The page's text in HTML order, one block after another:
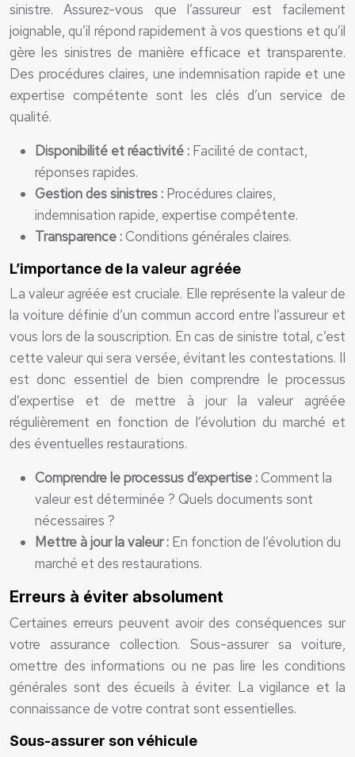
sinistre. Assurez-vous que l’assureur est facilement
joignable, qu’il répond rapidement à vos questions et qu’il
gère les sinistres de manière efficace et transparente.
Des procédures claires, une indemnisation rapide et une
expertise compétente sont les clés d’un service de
qualité.
Disponibilité et réactivité : Facilité de contact,
réponses rapides.
Gestion des sinistres : Procédures claires,
indemnisation rapide, expertise compétente.
Transparence :Conditions générales claires.
L’importance de la valeur agréée
La valeur agréée est cruciale. Elle représente la valeur de
la voiture définie d’un commun accord entre l’assureur et
vous lors de la souscription. En cas de sinistre total, c’est
cette valeur qui sera versée, évitant les contestations. Il
est donc essentiel de bien comprendre le processus
d’expertise et de mettre à jour la valeur agréée
régulièrement en fonction de l’évolution du marché et
des éventuelles restaurations.
Comprendre le processus d’expertise :Comment la
valeur est déterminée ? Quels documents sont
nécessaires ?
Mettre à jour la valeur : En fonction de l’évolution du
marché et des restaurations.
Erreurs à éviter absolument
Certaines erreurs peuvent avoir des conséquences sur
votre assurance collection. Sous-assurer sa voiture,
omettre des informations ou ne pas lire les conditions
générales sont des écueils à éviter. La vigilance et la
connaissance de votre contrat sont essentielles.
Sous-assurer son véhicule